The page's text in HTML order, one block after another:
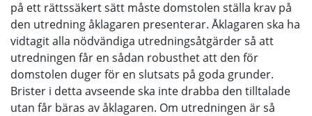
på ett rättssäkert sätt måste domstolen ställa krav på
den utredning åklagaren presenterar. Åklagaren ska ha
vidtagit alla nödvändiga utredningsåtgärder så att
utredningen får en sådan robusthet att den för
domstolen duger för en slutsats på goda grunder.
Brister i detta avseende ska inte drabba den tilltalade
utan får bäras av åklagaren. Om utredningen är så